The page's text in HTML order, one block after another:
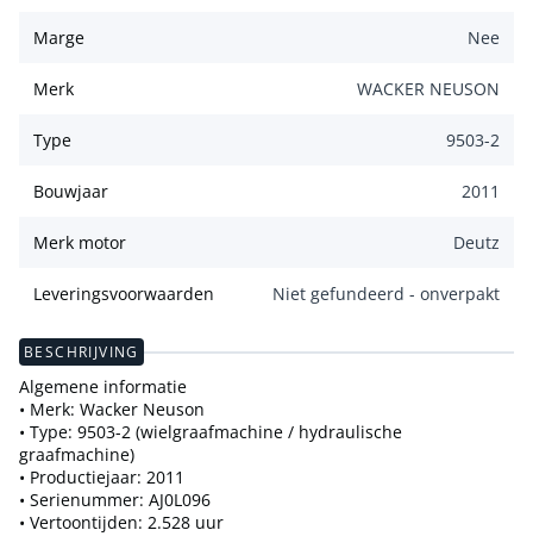
Marge Nee
Merk WACKER NEUSON
Type 9503-2
Bouwjaar 2011
Merk motor Deutz
Leveringsvoorwaarden Niet gefundeerd - onverpakt
BESCHRIJVING
Algemene informatie
• Merk: Wacker Neuson
• Type: 9503-2 (wielgraafmachine / hydraulische
graafmachine)
• Productiejaar: 2011
• Serienummer: AJ0L096
• Vertoontijden: 2.528 uur